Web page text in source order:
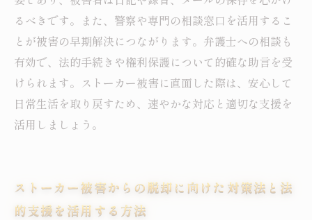
るべきです。また、警察や専門の相談窓口を活用するこ
とが被害の早期解決につながります。弁護士への相談も
有効で、法的手続きや権利保護について的確な助言を受
けられます。ストーカー被害に直面した際は、安心して
日常生活を取り戻すため、速やかな対応と適切な支援を
活用しましょう。
ストーカー被害からの脱却に向けた対策法と法
的支援を活用する方法